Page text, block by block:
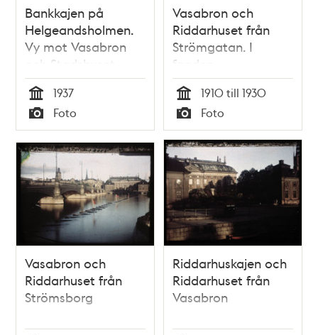
Bankkajen på
Helgeandsholmen.
Vy mot Vasabron
och Stadshuset
Tid
1937
Typ
Foto
Vasabron och
Riddarhuset från
Strömgatan. I
fonden
Riddarholmskyrkan
Tid
1910 till 1930
Typ
Foto
Vasabron och
Riddarhuset från
Strömsborg
Riddarhuskajen och
Riddarhuset från
Vasabron